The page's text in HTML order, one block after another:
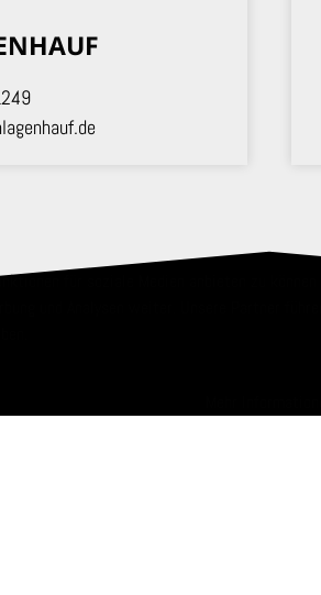
für soziale Medien anbieten zu
und Analysen weiter. Unsere Partner